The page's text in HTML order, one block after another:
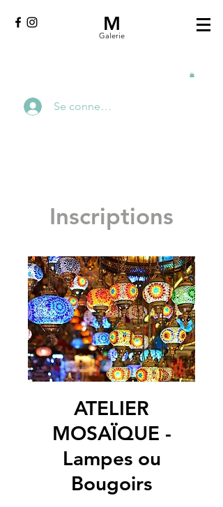
M
Galerie
Se connecter
Inscriptions
ATELIER
MOSAÏQUE -
Lampes ou
Bougoirs